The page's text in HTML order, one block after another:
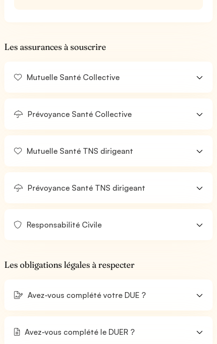
Les assurances à souscrire
Mutuelle Santé Collective
Prévoyance Santé Collective
Mutuelle Santé TNS dirigeant
Prévoyance Santé TNS dirigeant
Responsabilité Civile
Les obligations légales à respecter
Avez-vous complété votre DUE ?
Avez-vous complété le DUER ?